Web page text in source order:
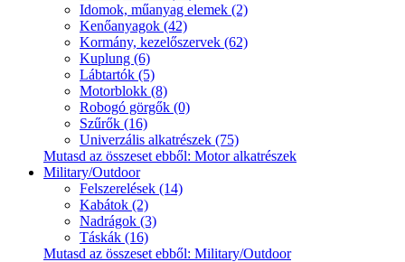
Idomok, műanyag elemek (2)
Kenőanyagok (42)
Kormány, kezelőszervek (62)
Kuplung (6)
Lábtartók (5)
Motorblokk (8)
Robogó görgők (0)
Szűrők (16)
Univerzális alkatrészek (75)
Mutasd az összeset ebből: Motor alkatrészek
Military/Outdoor
Felszerelések (14)
Kabátok (2)
Nadrágok (3)
Táskák (16)
Mutasd az összeset ebből: Military/Outdoor